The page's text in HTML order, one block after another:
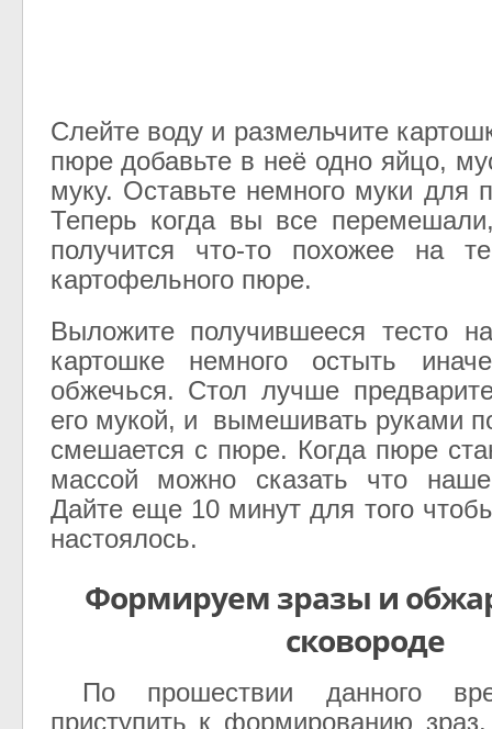
Слейте воду и размельчите
пюре добавьте в неё одно яйцо,
муку. Оставьте немного муки для
Теперь когда вы все
получится что-то похожее на
картофельного пюре.
Выложите получившееся тесто
картошке немного остыть
обжечься. Стол лучше
его мукой, и вымешивать руками
смешается с пюре. Когда пюре
массой можно сказать что наше
Дайте еще 10 минут для того
настоялось.
Формируем зразы и
сковороде
По прошествии данного
приступить к формированию